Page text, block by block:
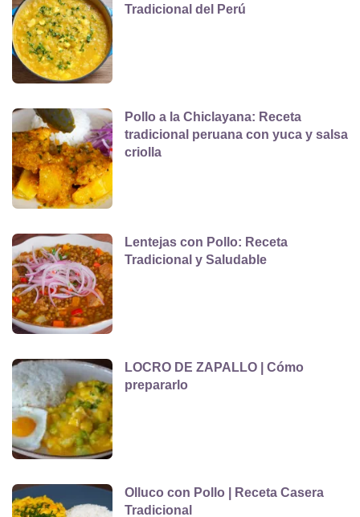
Tradicional del Perú
Pollo a la Chiclayana: Receta
tradicional peruana con yuca y salsa
criolla
Lentejas con Pollo: Receta
Tradicional y Saludable
LOCRO DE ZAPALLO | Cómo
prepararlo
Olluco con Pollo | Receta Casera
Tradicional